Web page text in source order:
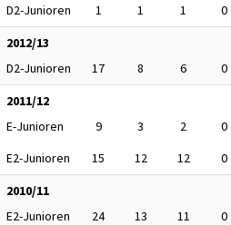
D2-Junioren
1 1 1 0
2012/13
D2-Junioren
17 8 6 0
2011/12
E-Junioren
9 3 2 0
E2-Junioren
15 12 12 0
2010/11
E2-Junioren
24 13 11 0